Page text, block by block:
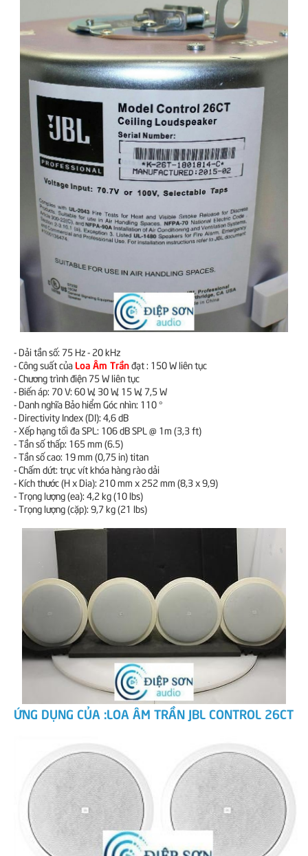
- Dải tần số: 75 Hz - 20 kHz
- Công suất củaLoa Âm Trầnđạt : 150 W liên tục
- Chương trình điện 75 W liên tục
- Biến áp: 70 V: 60 W, 30 W, 15 W, 7,5 W
- Danh nghĩa Bảo hiểm Góc nhìn: 110 °
- Directivity Index (DI): 4,6 dB
- Xếp hạng tối đa SPL: 106 dB SPL @ 1m (3,3 ft)
- Tần số thấp: 165 mm (6.5)
- Tần số cao: 19 mm (0,75 in) titan
- Chấm dứt: trục vít khóa hàng rào dải
- Kích thước (H x Dia): 210 mm x 252 mm (8,3 x 9,9)
- Trọng lượng (ea): 4,2 kg (10 lbs)
- Trọng lượng (cặp): 9,7 kg (21 lbs)
ỨNG DỤNG CỦA :LOA ÂM TRẦN JBL CONTROL 26CT